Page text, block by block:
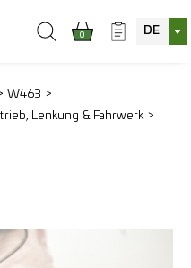
0 DE
W463
Lenkung & Fahrwerk